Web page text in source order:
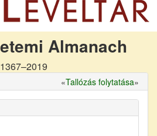
Almanach
1367–2019
«Tallózás folytatása»